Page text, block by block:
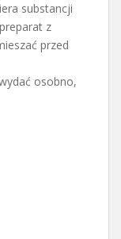
substancji
z
przed
osobno,